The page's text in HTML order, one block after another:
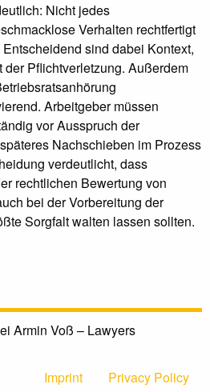
Nicht jedes
Verhalten rechtfertigt
sind dabei Kontext,
Pflichtverletzung. Außerdem
Arbeitgeber müssen
vor Ausspruch der
Nachschieben im Prozess
verdeutlicht, dass
rechtlichen Bewertung von
bei der Vorbereitung der
Sorgfalt walten lassen sollten.
Armin Voß – Lawyers
Imprint Privacy Policy